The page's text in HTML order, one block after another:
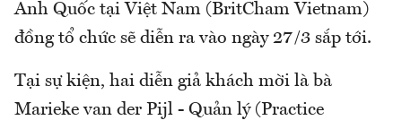
Anh Quốc tại Việt Nam (BritCham Vietnam)
đồng tổ chức sẽ diễn ra vào ngày 27/3 sắp tới.
Tại sự kiện, hai diễn giả khách mời là bà
Marieke van der Pijl - Quản lý (Practice